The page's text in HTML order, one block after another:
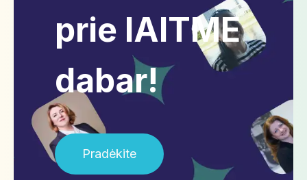
prie IAITME
dabar!
Pradėkite